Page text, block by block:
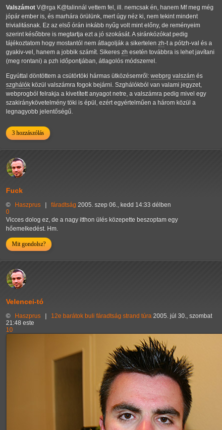
Valszámot V@rga K@talinnál vettem fel, ill. nemcsak én, hanem Mf meg még
jópár ember is, és marhára örülünk, mert úgy néz ki, nem tekint mindent
trivialitásnak. Ez az első órán inkább nyűg volt mint előny, de reményeim
szerint későbbre is megtartja ezt a jó szokását. A siránkózókat pedig
tájékoztatom hogy mostantól nem átlagolják a sikertelen zh-t a pótzh-val és a
gyakiv-vel, hanem a jobbik számít. Sikeres zh esetén továbbra is lehet javítani
(meg rontani) a pzh időpontjában, átlagolós módszerrel.
Egyúttal döntöttem a csütörtöki hármas ütközésemről: webprg valszám és
szghálók közül valszámra fogok bejárni. Szghálókból van valami jegyzet,
webprogból felrakja a kivetített anyagot netre, a valszámra pedig mivel egy
szakiránykövetelmény töki is épül, ezért egyértelműen a három közül a
legnagyobb jelentőségű.
3 hozzászólás
Fuck
© Haszprus | fáradtság 2005. szep 06., kedd 14:33 délben
0
Vicces dolog ez, de a nagy itthon ülés közepette beszoptam egy
hőemelkedést. Hm.
Mit gondolsz?
Velencei-tó
© Haszprus 12e barátok buli fáradtság strand túra 2005. júl 30., szombat
21:48 este
10